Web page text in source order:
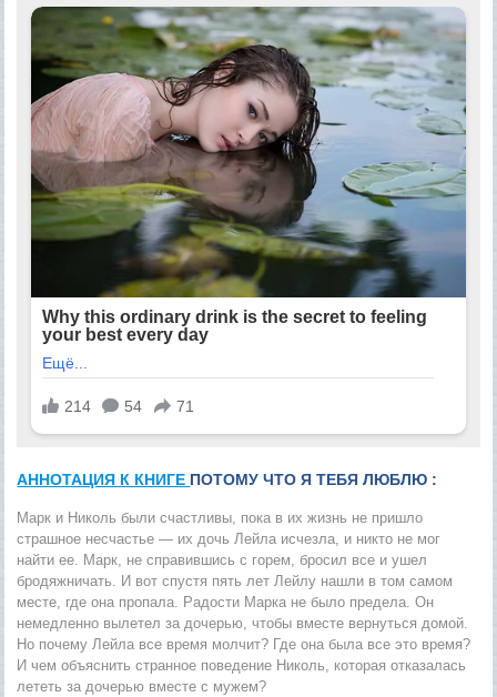
АННОТАЦИЯ К КНИГЕ ПОТОМУ ЧТО Я ТЕБЯ ЛЮБЛЮ :
Марк и Николь были счастливы, пока в их жизнь не пришло
страшное несчастье — их дочь Лейла исчезла, и никто не мог
найти ее. Марк, не справившись с горем, бросил все и ушел
бродяжничать. И вот спустя пять лет Лейлу нашли в том самом
месте, где она пропала. Радости Марка не было предела. Он
немедленно вылетел за дочерью, чтобы вместе вернуться домой.
Но почему Лейла все время молчит? Где она была все это время?
И чем объяснить странное поведение Николь, которая отказалась
лететь за дочерью вместе с мужем?